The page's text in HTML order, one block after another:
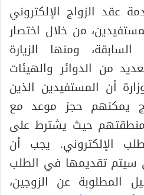
عقد الزواج الإلكتروني
من خلال اختصار
ومنها الزيارة
من الدوائر والهيئات
أن المستفيدين الذين
يمكنهم حجز موعد مع
حيث يشترط على
الإلكتروني. يجب أن
سيتم تقديمها في الطلب
المطلوبة عن الزوجين،